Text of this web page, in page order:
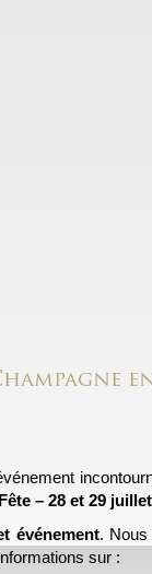
– 28 et 29
événement. Nous
sur :